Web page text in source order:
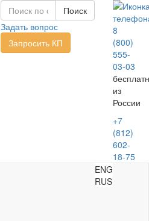
Задать вопрос
Запросить КП
8
(800)
555-
03-03
из
России
+7
(812)
602-
18-75
ENG
RUS